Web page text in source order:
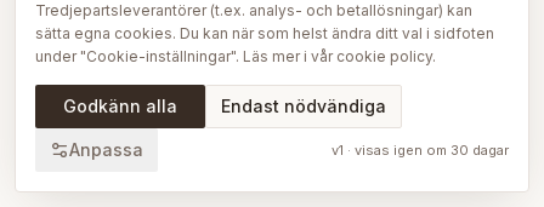
Tredjepartsleverantörer (t.ex. analys- och betallösningar) kan
sätta egna cookies. Du kan när som helst ändra ditt val i sidfoten
under "Cookie-inställningar". Läs mer i vår cookie policy.
AI på Sängbutiken.För att ge dig en bättre upplevelse använder
vi delvis AI-teknik — bl.a. för smartare sök- och
att skapa, översätta och redigera delar av vårt redaktionella
Godkänn alla Endast nödvändiga
Anpassa v1 · visas igen om 30 dagar